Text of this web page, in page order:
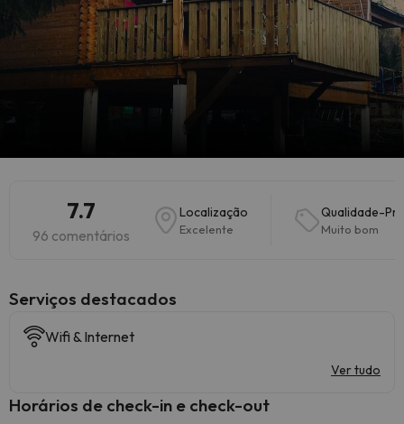
7.7
96 comentários
Localização
Excelente
Qualidade-
Muito bom
Serviços destacados
Wifi & Internet
Ver tudo
Horários de check-in e check-out